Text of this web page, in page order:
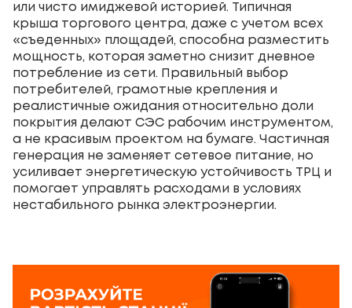
или чисто имиджевой историей. Типичная
крыша торгового центра, даже с учетом всех
«съеденных» площадей, способна разместить
мощность, которая заметно снизит дневное
потребление из сети. Правильный выбор
потребителей, грамотные крепления и
реалистичные ожидания относительно доли
покрытия делают СЭС рабочим инструментом,
а не красивым проектом на бумаге. Частичная
генерация не заменяет сетевое питание, но
усиливает энергетическую устойчивость ТРЦ и
помогает управлять расходами в условиях
нестабильного рынка электроэнергии.